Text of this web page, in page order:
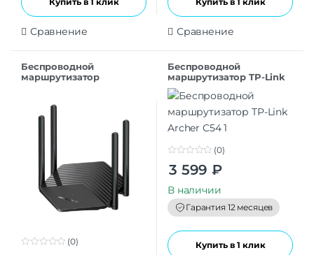
Сравнение Сравнение
Беспроводной
маршрутизатор
(802.11ac), 6 (802.11a
(0)
Беспроводной
маршрутизатор TP-Link
Archer C54
o
t
o
f
5
(0)
3 599 ₽
В наличии
Гарантия 12 месяцев
Купить в 1 клик